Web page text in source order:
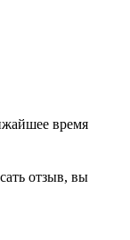
время
отзыв, вы